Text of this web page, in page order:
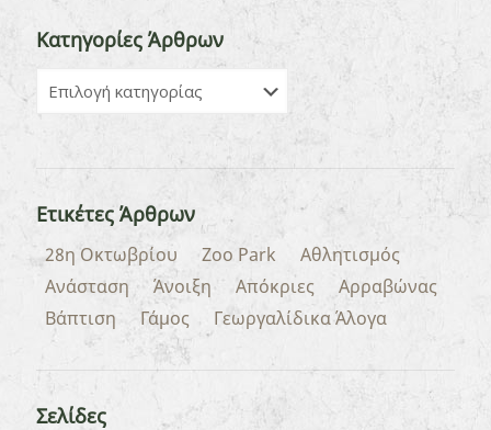
Κατηγορίες Άρθρων
Ετικέτες Άρθρων
28η Οκτωβρίου Zoo Park
Αθλητισμός
Ανάσταση
Άνοιξη Απόκριες
Αρραβώνας
Βάπτιση
Γάμος Γεωργαλίδικα Άλογα
Σελίδες